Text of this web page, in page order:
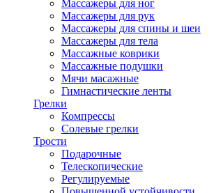
Массажеры для ног
Массажеры для рук
Массажеры для спины и шеи
Массажеры для тела
Массажные коврики
Массажные подушки
Мячи масажные
Гимнастические ленты
Грелки
Компрессы
Солевые грелки
Трости
Подарочные
Телескопические
Регулируемые